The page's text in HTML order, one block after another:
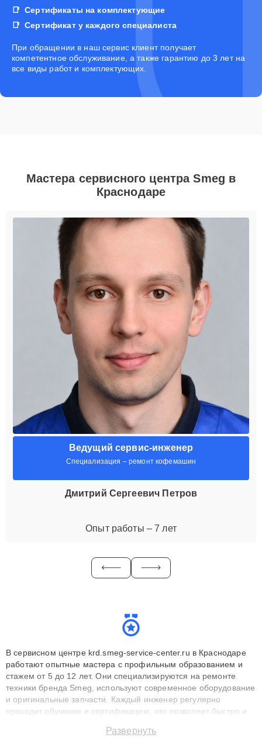
Сертификаты на комплектующие
Сертификат у каждого специалиста
При обращении в наш сервис клиент получает
компетентное обслуживание, а также гарантию до 3 лет на
все виды работ и комплектующих.
Мастера сервисного центра Smeg в
Краснодаре
Ведущий сервис-инженер
Специализация – ремонт кофемашин
Дмитрий Сергеевич Петров
Опыт работы – 7 лет
В сервисном центре krd.smeg-service-center.ru в Краснодаре
работают опытные мастера с профильным образованием и
стажем от 5 до 12 лет. Они специализируются на ремонте
техники бренда Smeg, используют современное оборудование
и оригинальные запчасти. Каждый инженер регулярно
проходит обучение и сертификацию, что позволяет быстро и
сохранением гарантии до 3 лет. Наши мастера решают
Развернуть